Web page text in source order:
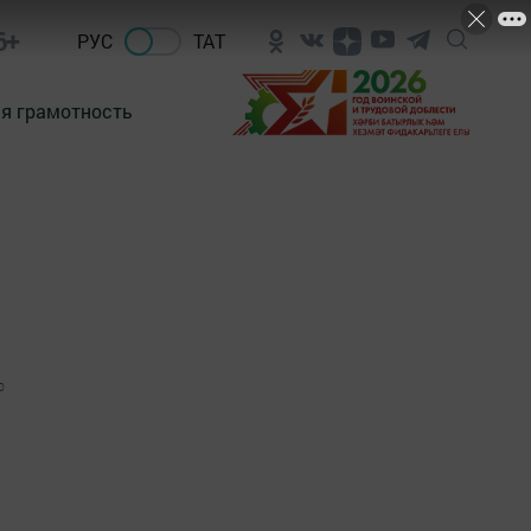
РУС ТАТ
грамотность